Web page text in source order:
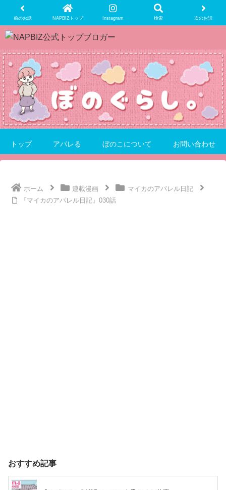
前のお話 NAPBIZトップ Instagram 検索 次のお話
トップ アパレる ぼのこについて お問い合わせ
ホーム 連載漫画
マイカのアパレル日記
『マイカのアパレル日記』030話
おすすめ記事